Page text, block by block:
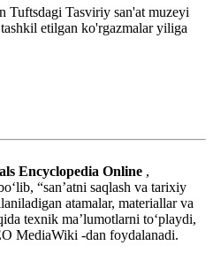
Tuftsdagi Tasviriy san'at muzeyi
etilgan ko'rgazmalar yiliga
Encyclopedia Online ,
“sanʼatni saqlash va tarixiy
atamalar, materiallar va
texnik maʼlumotlarni toʻplaydi,
MediaWiki -dan foydalanadi.